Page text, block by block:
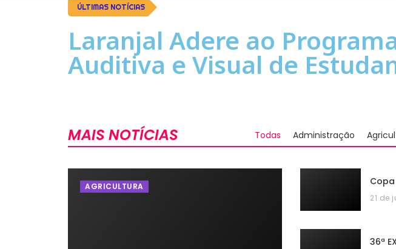
ÚLTIMAS NOTÍCIAS
Laranjal Adere ao
Auditiva e Visual de
MAIS NOTÍCIAS Todas Administração
AGRICULTURA
21 de
36ª